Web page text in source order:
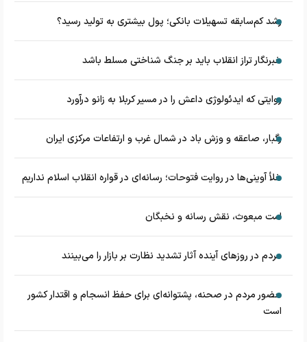
رشد کم‌سابقه تسهیلات بانکی؛ پول بیشتری به تولید رسید؟
خبرنگار تراز انقلاب باید بر جنگ شناختی مسلط باشد
روایتی که ایدئولوژی داعش را در مسیر کربلا به زانو درآورد
رگبار، صاعقه و وزش باد در شمال غرب و ارتفاعات مرکزی ایران
خلأ آوینی‌ها در روایت فتوحات؛ رسانه‌ای در قواره انقلاب اسلام نداریم
امت مبعوث، نقش رسانه و نخبگان
مردم در روزهای آینده آثار تشدید نظارت بر بازار را می‌بینند
حضور مردم در صحنه، پشتوانه‌ای برای حفظ انسجام و اقتدار کشور
است